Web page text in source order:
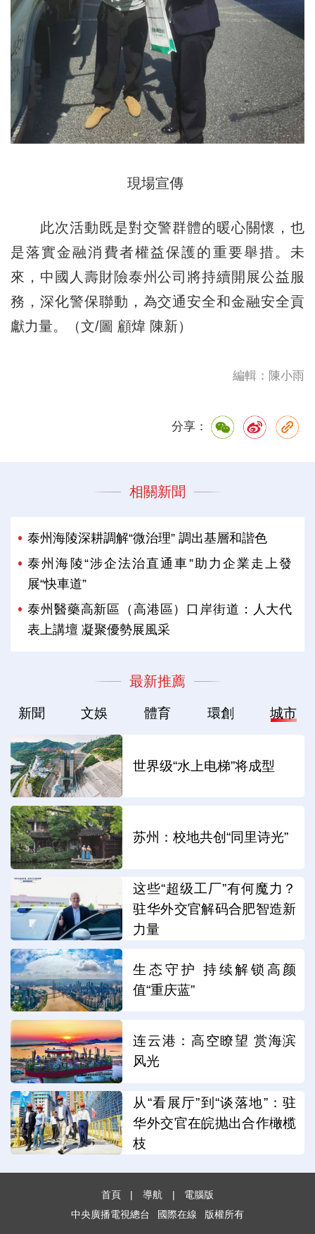
現場宣傳
此次活動既是對交警群體的暖心關懷，也
是落實金融消費者權益保護的重要舉措。未
來，中國人壽財險泰州公司將持續開展公益服
務，深化警保聯動，為交通安全和金融安全貢
獻力量。（文/圖 顧煒 陳新）
編輯：陳小雨
分享：
相關新聞
泰州海陵深耕調解“微治理” 調出基層和諧色
泰州海陵“涉企法治直通車”助力企業走上發
展“快車道”
泰州醫藥高新區（高港區）口岸街道：人大代
表上講壇 凝聚優勢展風采
最新推薦
新聞 文娛 體育 環創 城市
世界级“水上电梯”将成型
苏州：校地共创“同里诗光”
这些“超级工厂”有何魔力？
驻华外交官解码合肥智造新
力量
生态守护 持续解锁高颜
值“重庆蓝”
连云港：高空瞭望 赏海滨
风光
从“看展厅”到“谈落地”：驻
华外交官在皖抛出合作橄榄
枝
首頁 | 導航 |
電腦版
中央廣播電視總台
國際在線 版權所有